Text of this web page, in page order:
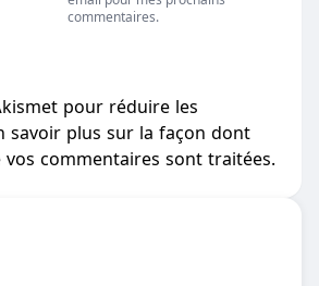
commentaires.
pour réduire les
savoir plus sur la façon dont
vos commentaires sont traitées.